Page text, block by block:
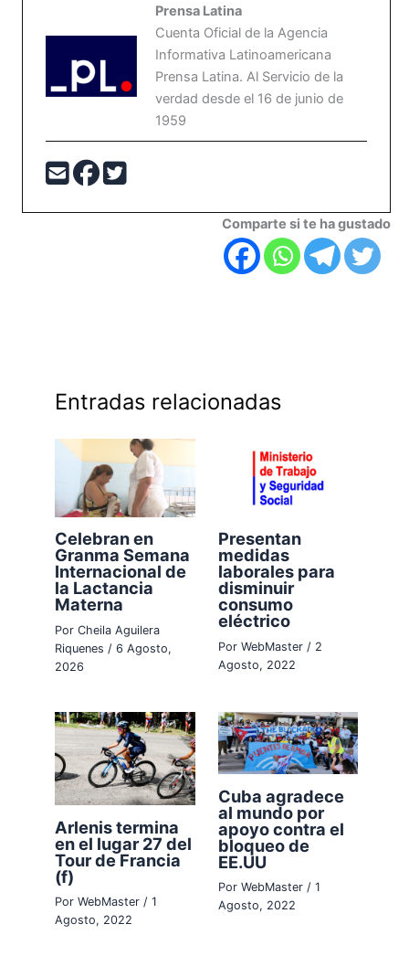
Prensa Latina
Cuenta Oficial de la Agencia
Informativa Latinoamericana
Prensa Latina. Al Servicio de la
verdad desde el 16 de junio de
1959
Comparte si te ha gustado
Entradas relacionadas
Celebran en
Granma Semana
Internacional de
la Lactancia
Materna
PorCheila Aguilera
Riquenes /6 Agosto,
2026
Presentan
medidas
laborales para
disminuir
consumo
eléctrico
Por WebMaster / 2
Agosto, 2022
Arlenis termina
en el lugar 27 del
Tour de Francia
(f)
PorWebMaster /1
Agosto, 2022
Cuba agradece
al mundo por
apoyo contra el
bloqueo de
EE.UU
Por WebMaster / 1
Agosto, 2022